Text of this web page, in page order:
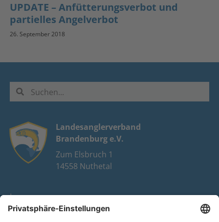
UPDATE – Anfütterungsverbot und
partielles Angelverbot
26. September 2018
Landesanglerverband
Brandenburg e.V.
Zum Elsbruch 1
14558 Nuthetal
Impressum
Datenschutz